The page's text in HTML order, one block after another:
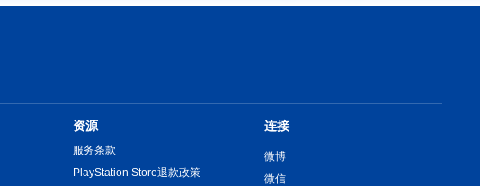
资源
服务条款
PlayStation Store退款政策
连接
微博
微信